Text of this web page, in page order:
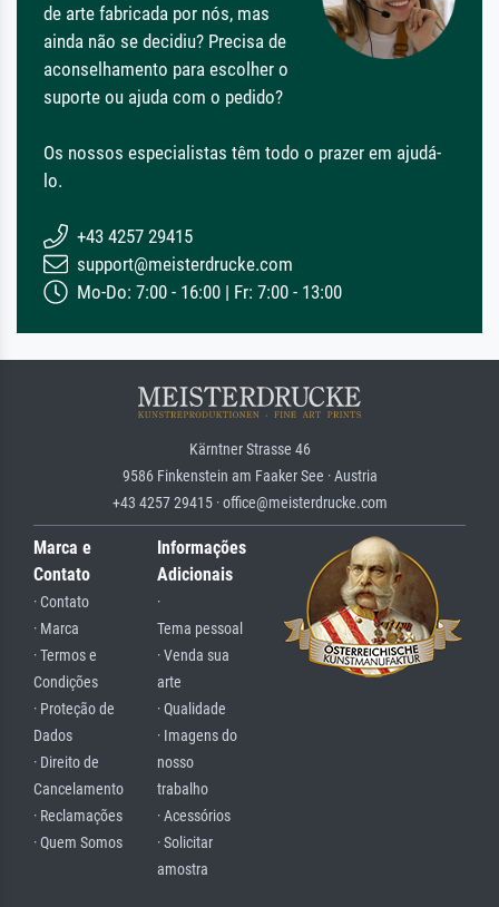
de arte fabricada por nós, mas
ainda não se decidiu? Precisa de
aconselhamento para escolher o
suporte ou ajuda com o pedido?
Os nossos especialistas têm todo o prazer em ajudá-
lo.
+43 4257 29415
support@meisterdrucke.com
Mo-Do: 7:00 - 16:00 | Fr: 7:00 - 13:00
Kärntner Strasse 46
9586 Finkenstein am Faaker See · Austria
+43 4257 29415 · office@meisterdrucke.com
Marca e
Contato
· Contato
· Marca
· Termos e
Condições
· Proteção de
Dados
· Direito de
Cancelamento
· Reclamações
· Quem Somos
Informações
Adicionais
·
Tema pessoal
· Venda sua
arte
· Qualidade
· Imagens do
nosso
trabalho
· Acessórios
· Solicitar
amostra